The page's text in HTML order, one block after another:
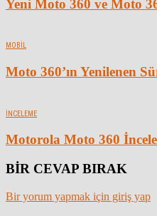
Yeni Moto 360 ve Moto
MOBIL
Moto 360’ın Yenilenen
İNCELEME
Motorola Moto 360
BİR CEVAP BIRAK
Bir yorum yapmak için giriş yap